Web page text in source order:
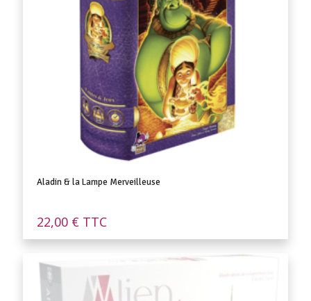
Aladin & la Lampe Merveilleuse
22,00 € TTC